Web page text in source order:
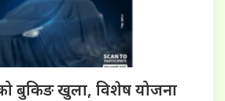
को बुकिङ खुला, विशेष योजना